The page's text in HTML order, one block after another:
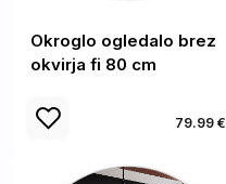
Okroglo ogledalo brez
okvirja fi 80 cm
79.99 €